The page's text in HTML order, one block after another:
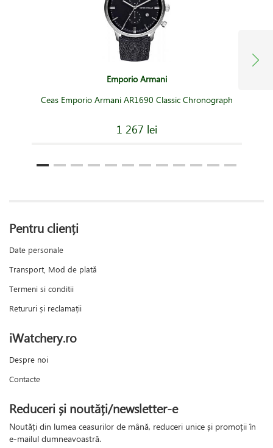
Emporio Armani
Ceas Emporio Armani AR1690 Classic Chronograph
1 267 lei
Pentru clienți
Date personale
Transport, Mod de plată
Termeni si conditii
Retururi și reclamații
iWatchery.ro
Despre noi
Contacte
Reduceri și noutăți/newsletter-e
Noutăți din lumea ceasurilor de mână, reduceri unice și promoții în
e-mailul dumneavoastră.